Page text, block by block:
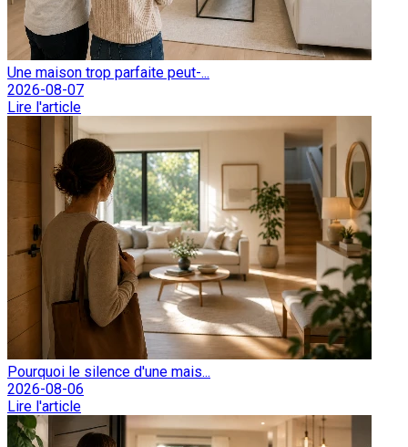
Une maison trop parfaite peut-...
2026-08-07
Lire l'article
Pourquoi le silence d'une mais...
2026-08-06
Lire l'article